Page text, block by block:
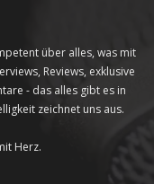
über alles, was mit
Reviews, exklusive
- das alles gibt es in
zeichnet uns aus.
Herz.